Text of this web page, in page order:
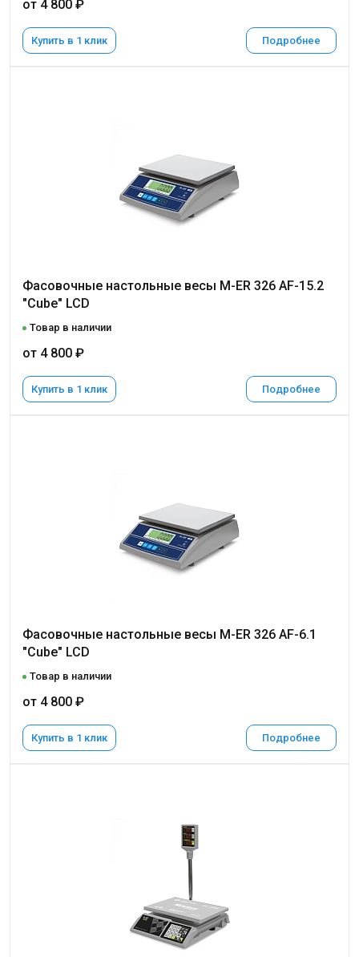
от 4 800 ₽
Купить в 1 клик Подробнее
Фасовочные настольные весы M-ER 326 AF-15.2
"Cube" LCD
Товар в наличии
от 4 800 ₽
Купить в 1 клик Подробнее
Фасовочные настольные весы M-ER 326 AF-6.1
"Cube" LCD
Товар в наличии
от 4 800 ₽
Купить в 1 клик Подробнее